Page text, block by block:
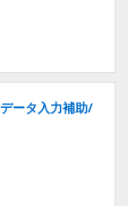
ータ入力補助/